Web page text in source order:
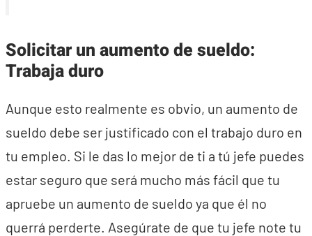
Solicitar un aumento de sueldo:
Trabaja duro
Aunque esto realmente es obvio, un aumento de
sueldo debe ser justificado con el trabajo duro en
tu empleo. Si le das lo mejor de ti a tú jefe puedes
estar seguro que será mucho más fácil que tu
apruebe un aumento de sueldo ya que él no
querrá perderte. Asegúrate de que tu jefe note tu